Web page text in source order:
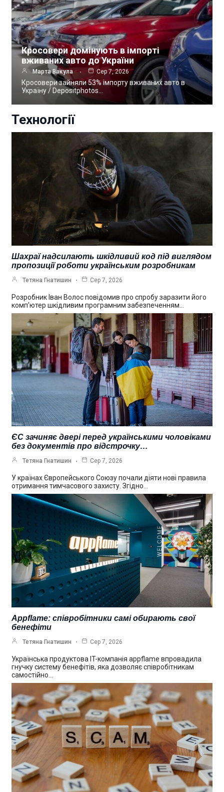
Кросовери домінують в імпорті
вживаних авто до України
Марта Вакула Сер 7, 2026
Кросовери зайняли 53% імпорту вживаних авто в
Україну / Depositphotos…
Технології
Шахраї надсилають шкідливий код під виглядом
пропозиції роботи українським розробникам
Тетяна Гнатишин Сер 7, 2026
Розробник Іван Волос повідомив про спробу заразити його
комп’ютер шкідливим програмним забезпеченням…
ЄС зачиняє двері перед українськими чоловіками
без документів про відстрочку…
Тетяна Гнатишин Сер 7, 2026
У країнах Європейського Союзу почали діяти нові правила
отримання тимчасового захисту. Згідно…
Appflame: співробітники самі обирають свої
бенефіти
Тетяна Гнатишин Сер 7, 2026
Українська продуктова IT-компанія appflame впровадила
гнучку систему бенефітів, яка дозволяє співробітникам
самостійно…